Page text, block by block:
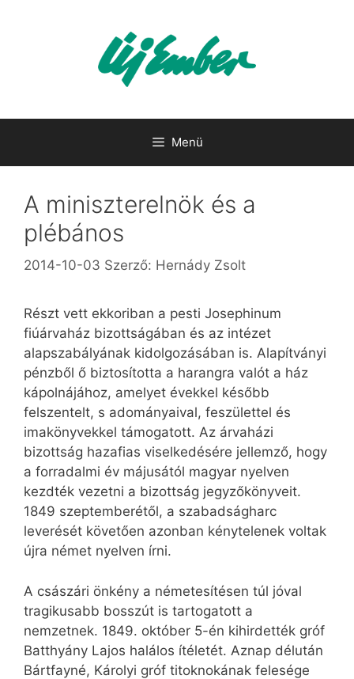
Menü
A miniszterelnök és a
plébános
2014-10-03 Szerző: Hernády Zsolt
Részt vett ekkoriban a pesti Josephinum
fiúárvaház bizottságában és az intézet
alapszabályának kidolgozásában is. Alapítványi
pénzből ő biztosította a harangra valót a ház
kápolnájához, amelyet évekkel később
felszentelt, s adományaival, feszülettel és
imakönyvekkel támogatott. Az árvaházi
bizottság hazafias viselkedésére jellemző, hogy
a forradalmi év májusától magyar nyelven
kezdték vezetni a bizottság jegyzőkönyveit.
1849 szeptemberétől, a szabadságharc
leverését követően azonban kénytelenek voltak
újra német nyelven írni.
A császári önkény a németesítésen túl jóval
tragikusabb bosszút is tartogatott a
nemzetnek. 1849. október 5-én kihirdették gróf
Batthyány Lajos halálos ítéletét. Aznap délután
Bártfayné, Károlyi gróf titoknokának felesége